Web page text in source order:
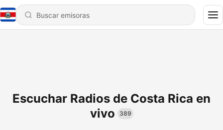
Escuchar Radios de Costa Rica en
vivo
389